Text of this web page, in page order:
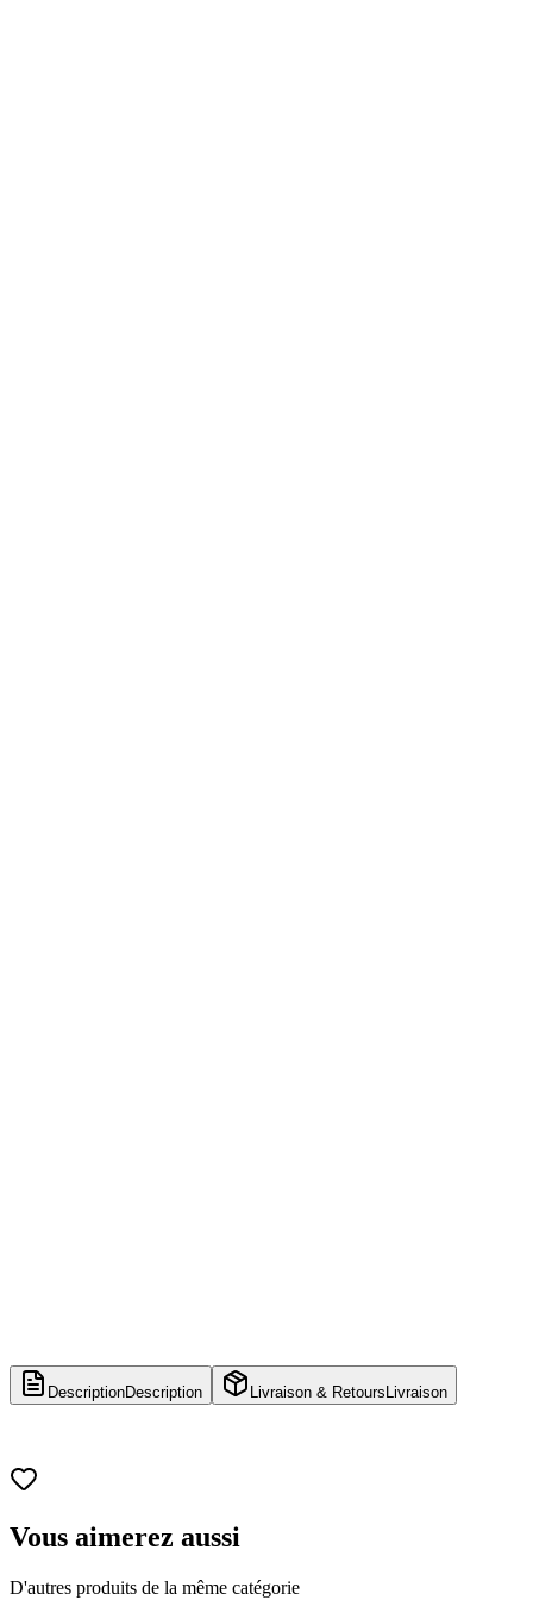
DescriptionDescription Livraison & Retours Livraison
Vous aimerez aussi
D'autres produits de la même catégorie